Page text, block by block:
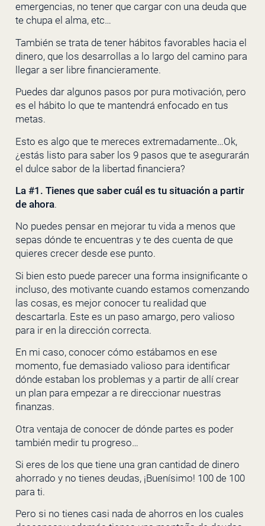
emergencias, no tener que cargar con una deuda que
te chupa el alma, etc…
También se trata de tener hábitos favorables hacia el
dinero, que los desarrollas a lo largo del camino para
llegar a ser libre financieramente.
Puedes dar algunos pasos por pura motivación, pero
es el hábito lo que te mantendrá enfocado en tus
metas.
Esto es algo que te mereces extremadamente…Ok,
¿estás listo para saber los 9 pasos que te asegurarán
el dulce sabor de la libertad financiera?
La #1. Tienes que saber cuál es tu situación a partir
de ahora.
No puedes pensar en mejorar tu vida a menos que
sepas dónde te encuentras y te des cuenta de que
quieres crecer desde ese punto.
Si bien esto puede parecer una forma insignificante o
incluso, des motivante cuando estamos comenzando
las cosas, es mejor conocer tu realidad que
descartarla. Este es un paso amargo, pero valioso
para ir en la dirección correcta.
En mi caso, conocer cómo estábamos en ese
momento, fue demasiado valioso para identificar
dónde estaban los problemas y a partir de allí crear
un plan para empezar a re direccionar nuestras
finanzas.
Otra ventaja de conocer de dónde partes es poder
también medir tu progreso…
Si eres de los que tiene una gran cantidad de dinero
ahorrado y no tienes deudas, ¡Buenísimo! 100 de 100
para ti.
Pero si no tienes casi nada de ahorros en los cuales